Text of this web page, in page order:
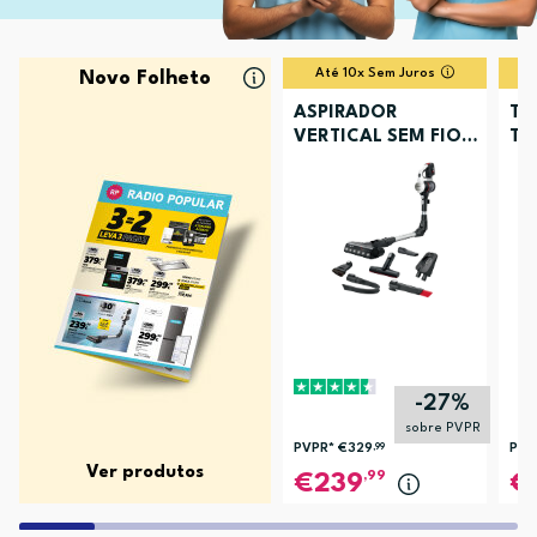
Novo Folheto
Ver produtos
Até 10x Sem Juros
ASPIRADOR
VERTICAL SEM FIOS
BOSCH BCS711XXL
-27%
sobre PVPR
PVPR* €329,99
239,99
TV